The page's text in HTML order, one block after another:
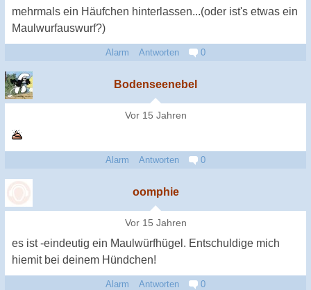
mehrmals ein Häufchen hinterlassen...(oder ist's etwas ein
Maulwurfauswurf?)
Alarm Antworten 0
Bodenseenebel
Vor 15 Jahren
Alarm Antworten 0
oomphie
Vor 15 Jahren
es ist -eindeutig ein Maulwürfhügel. Entschuldige mich
hiemit bei deinem Hündchen!
Alarm Antworten 0